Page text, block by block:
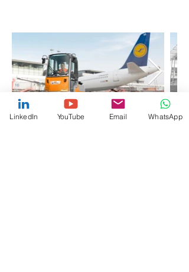
LinkedIn YouTube Email WhatsApp